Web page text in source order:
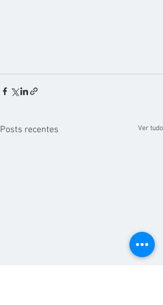
Posts recentes Ver tudo